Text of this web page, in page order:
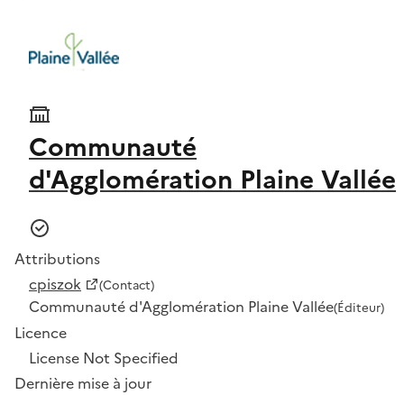
Communauté
d'Agglomération Plaine Vallée
Attributions
cpiszok
(Contact)
Communauté d'Agglomération Plaine Vallée(Éditeur)
Licence
License Not Specified
Dernière mise à jour